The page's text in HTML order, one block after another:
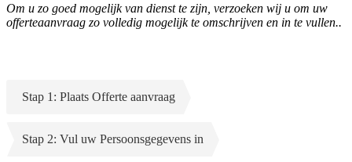
Om u zo goed mogelijk van dienst te zijn, verzoeken wij u om uw
offerteaanvraag zo volledig mogelijk te omschrijven en in te vullen..
Stap 1: Plaats Offerte aanvraag
Stap 2: Vul uw Persoonsgegevens in